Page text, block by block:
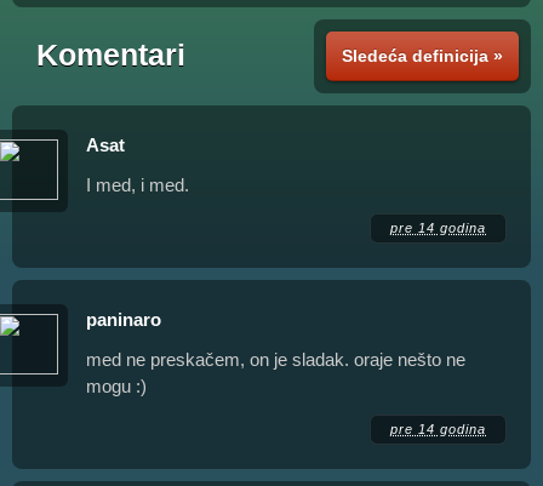
Sledeća definicija »
Komentari
Asat
I med, i med.
pre 14 godina
paninaro
med ne preskačem, on je sladak. oraje nešto ne
mogu :)
pre 14 godina